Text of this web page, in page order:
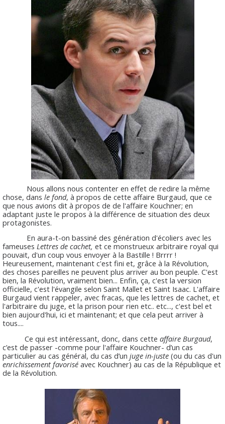
Nous allons nous contenter en effet de redire la même
chose, dans le fond, à propos de cette affaire Burgaud, que ce
que nous avions dit à propos de de l'affaire Kouchner; en
adaptant juste le propos à la différence de situation des deux
protagonistes.
En aura-t-on bassiné des génération d'écoliers avec les
fameuses Lettres de cachet, et ce monstrueux arbitraire royal qui
pouvait, d'un coup vous envoyer à la Bastille ! Brrrr !
Heureusement, maintenant c'est fini et, grâce à la Révolution,
des choses pareilles ne peuvent plus arriver au bon peuple. C'est
bien, la Révolution, vraiment bien... Enfin, ça, c'est la version
officielle, c'est l'évangile selon Saint Mallet et Saint Isaac. L'affaire
Burgaud vient rappeler, avec fracas, que les lettres de cachet, et
l'arbitraire du juge, et la prison pour rien etc.. etc..., c'est bel et
bien aujourd'hui, ici et maintenant; et que cela peut arriver à
tous....
Ce qui est intéressant, donc, dans cette affaire Burgaud,
c’est de passer -comme pour l'affaire Kouchner- d’un cas
particulier au cas général, du cas d’un juge in-juste (ou du cas d'un
enrichissement favorisé avec Kouchner) au cas de la République et
de la Révolution.